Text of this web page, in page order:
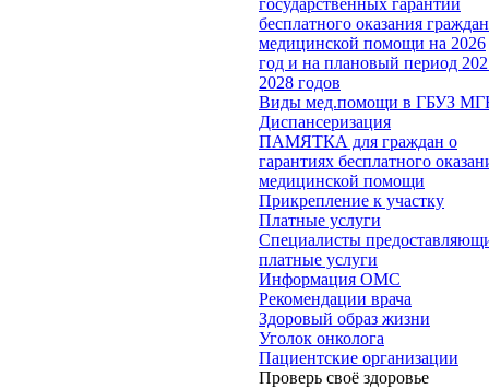
государственных гарантий
бесплатного оказания
медицинской помощи на 2026
год и на плановый период
2028 годов
Виды мед.помощи в ГБУЗ
Диспансеризация
ПАМЯТКА для граждан о
гарантиях бесплатного
медицинской помощи
Прикрепление к участку
Платные услуги
Специалисты
платные услуги
Информация ОМС
Рекомендации врача
Здоровый образ жизни
Уголок онколога
Пациентские организации
Проверь своё здоровье